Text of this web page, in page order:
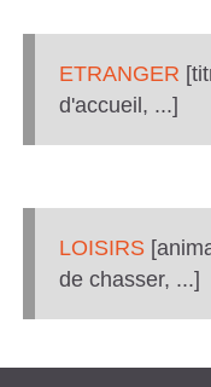
ETRANGER
d'accueil, ...]
LOISIRS
de chasser, ...]